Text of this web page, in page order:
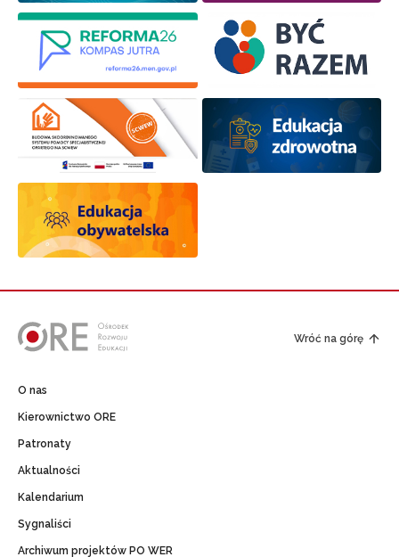
Wróć na górę
O nas
Kierownictwo ORE
Patronaty
Aktualności
Kalendarium
Sygnaliści
Archiwum projektów PO WER